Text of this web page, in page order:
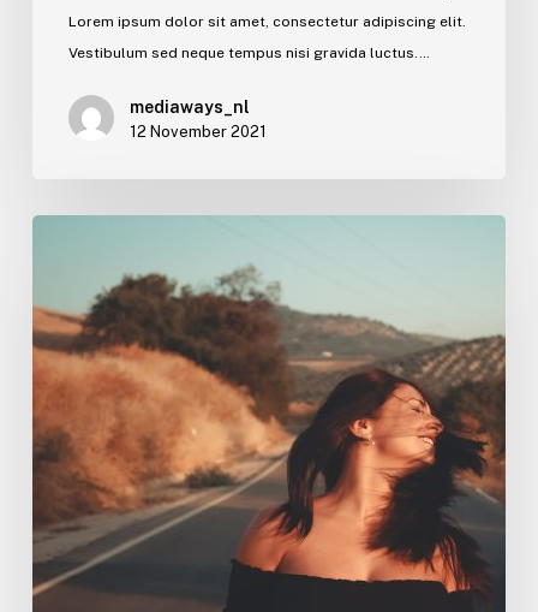
Lorem ipsum dolor sit amet, consectetur adipiscing elit.
Vestibulum sed neque tempus nisi gravida luctus.…
mediaways_nl
12 November 2021
of
year
visit
Australia